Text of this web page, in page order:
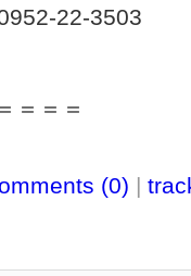
22-3503
＝＝＝
(0) |